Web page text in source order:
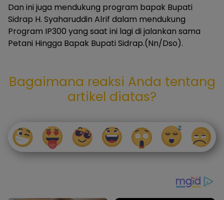
Dan ini juga mendukung program bapak Bupati
Sidrap H. Syaharuddin Alrif dalam mendukung
Program IP300 yang saat ini lagi di jalankan sama
Petani Hingga Bapak Bupati Sidrap.(Nn/Dso).
Bagaimana reaksi Anda tentang
artikel diatas?